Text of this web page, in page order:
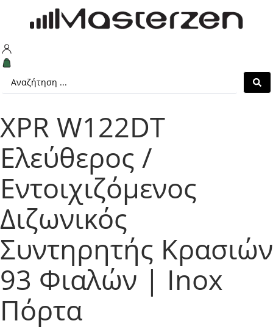
XPR W122DT
Ελεύθερος /
Εντοιχιζόμενος
Διζωνικός
Συντηρητής Κρασιών
93 Φιαλών | Inox
Πόρτα